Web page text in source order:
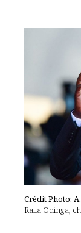
Crédit Photo:
Raila Odinga,